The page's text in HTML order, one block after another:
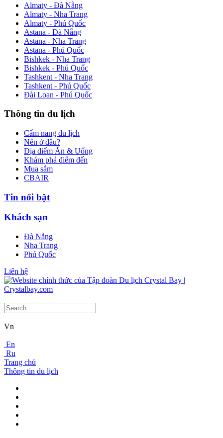
Almaty - Đà Nẵng
Almaty - Nha Trang
Almaty - Phú Quốc
Astana - Đà Nẵng
Astana - Nha Trang
Astana - Phú Quốc
Bishkek - Nha Trang
Bishkek - Phú Quốc
Tashkent - Nha Trang
Tashkent - Phú Quốc
Đài Loan - Phú Quốc
Thông tin du lịch
Cẩm nang du lịch
Nên ở đâu?
Địa điểm Ăn & Uống
Khám phá điểm đến
Mua sắm
CBAIR
Tin nổi bật
Khách sạn
Đà Nẵng
Nha Trang
Phú Quốc
Liên hệ
Vn
En
Ru
Trang chủ
Thông tin du lịch